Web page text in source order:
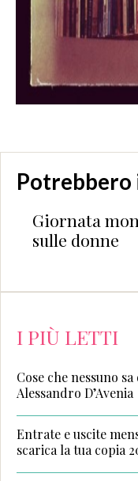
Giornata
sulle donne
I PIÙ LETTI
Cose che nessuno sa
Alessandro D’Avenia
Entrate e uscite
scarica la tua copia